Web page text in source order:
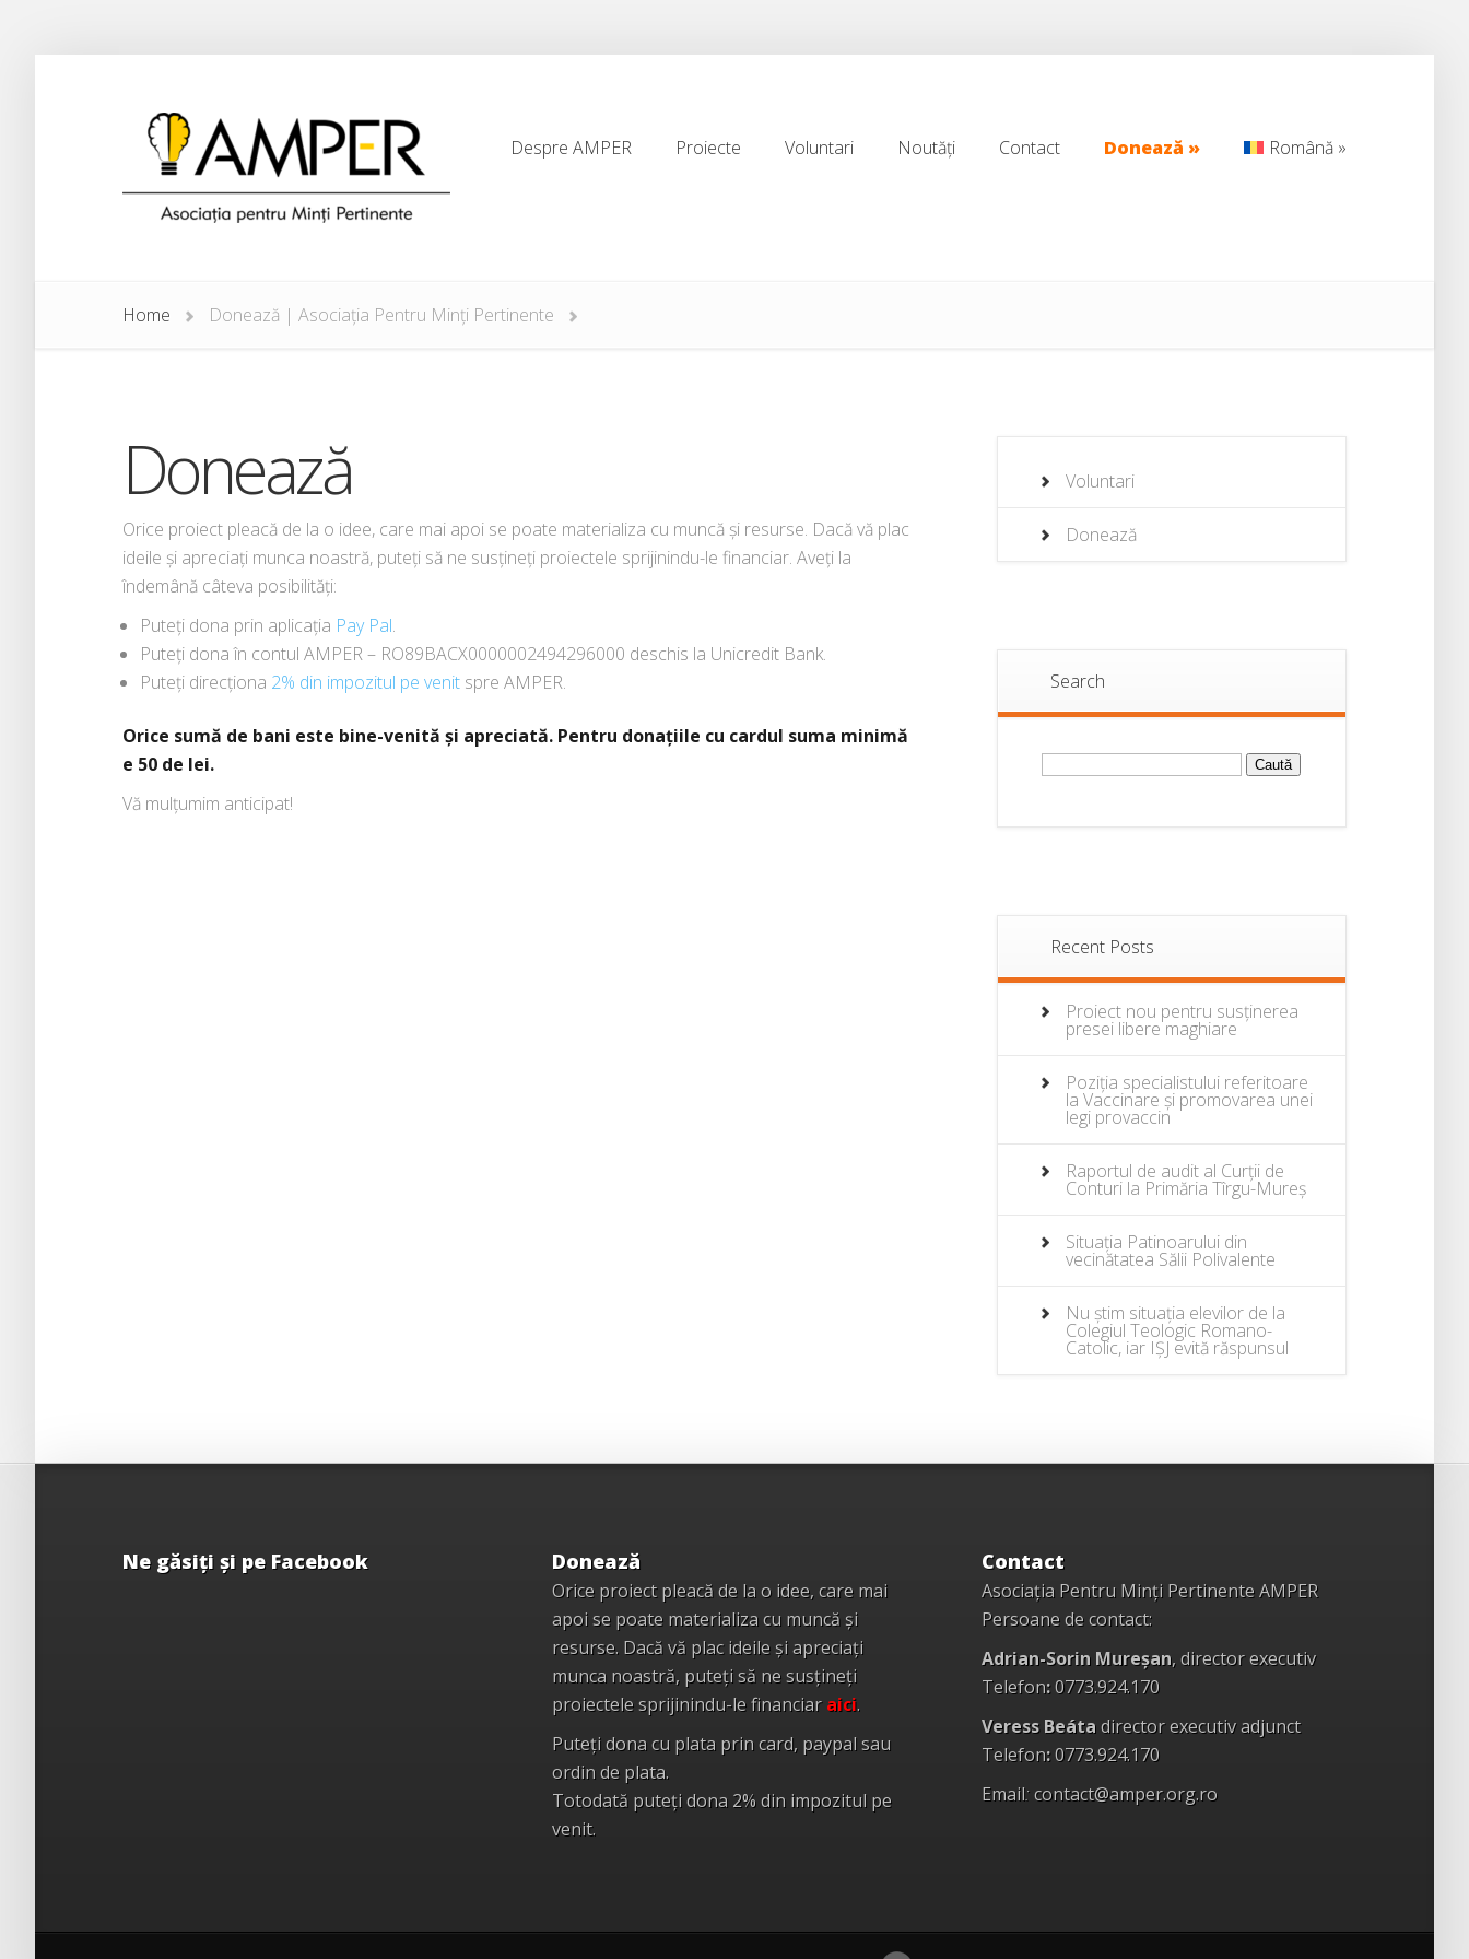
Despre AMPER
Proiecte
Voluntari
Noutăți
Contact
Donează »
Română »
Home Donează | Asociația Pentru Minți Pertinente
Donează
Orice proiect pleacă de la o idee, care mai apoi se poate materializa cu muncă și resurse. Dacă vă plac
ideile și apreciați munca noastră, puteți să ne susțineți proiectele sprijinindu-le financiar. Aveți la
îndemână câteva posibilități:
Puteți dona prin aplicația Pay Pal.
Puteți dona în contul AMPER – RO89BACX0000002494296000 deschis la Unicredit Bank.
Puteți direcționa 2% din impozitul pe venit spre AMPER.
Orice sumă de bani este bine-venită și apreciată. Pentru donaţiile cu cardul suma minimă
e 50 de lei.
Vă mulțumim anticipat!
Voluntari
Donează
Search
Caută
după:
Recent Posts
Proiect nou pentru susținerea
presei libere maghiare
Poziția specialistului referitoare
la Vaccinare și promovarea unei
legi provaccin
Raportul de audit al Curții de
Conturi la Primăria Tîrgu-Mureș
Situația Patinoarului din
vecinătatea Sălii Polivalente
Nu știm situația elevilor de la
Colegiul Teologic Romano-
Catolic, iar IȘJ evită răspunsul
Ne găsiţi şi pe Facebook Donează
Orice proiect pleacă de la o idee, care mai
apoi se poate materializa cu muncă și
resurse. Dacă vă plac ideile și apreciați
munca noastră, puteți să ne susțineți
proiectele sprijinindu-le financiaraici.
Puteți dona cu plata prin card, paypal sau
ordin de plata.
Totodată puteți dona 2% din impozitul pe
venit.
Contact
Asociația Pentru Minți Pertinente AMPER
Persoane de contact:
Adrian-Sorin Mureșan, director executiv
Telefon:0773.924.170
Veress Beátadirector executiv adjunct
Telefon:0773.924.170
Email:contact@amper.org.ro